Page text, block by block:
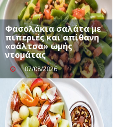
Φασολάκια σαλάτα με
πιπεριές και απίθανη
«σάλτσα» ωμής
ντομάτας
07/08/2026